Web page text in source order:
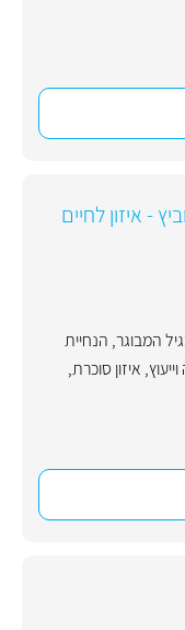
- איזון לחיים
המבוגר, הנחיית
, איזון סוכרת,